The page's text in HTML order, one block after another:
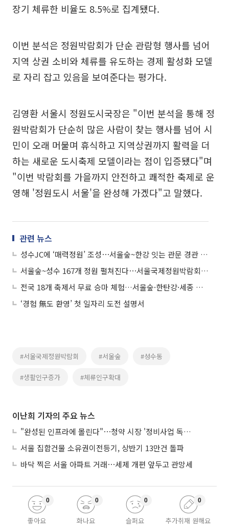
장기 체류한 비율도 8.5%로 집계됐다.
이번 분석은 정원박람회가 단순 관람형 행사를 넘어
지역 상권 소비와 체류를 유도하는 경제 활성화 모델
로 자리 잡고 있음을 보여준다는 평가다.
김영환 서울시 정원도시국장은 "이번 분석을 통해 정
원박람회가 단순히 많은 사람이 찾는 행사를 넘어 시
민이 오래 머물며 휴식하고 지역상권까지 활력을 더
하는 새로운 도시축제 모델이라는 점이 입증됐다"며
"이번 박람회를 가을까지 안전하고 쾌적한 축제로 운
영해 '정원도시 서울'을 완성해 가겠다"고 말했다.
관련 뉴스
성수JC에 ‘매력정원’ 조성⋯서울숲~한강 잇는 관문 경관 새단장
서울숲~성수 167개 정원 펼쳐진다⋯서울국제정원박람회 1일 개막
전국 18개 축제서 무료 승마 체험…서울숲·한탄강·세종 한글축제 찾는다
‘경험 無도 환영’ 첫 일자리 도전 설명서
#서울국제정원박람회 #서울숲 #성수동
#생활인구증가 #체류인구확대
이난희 기자의 주요 뉴스
"완성된 인프라에 몰린다"⋯청약 시장 '정비사업 독주' 42배 격차
서울 집합건물 소유권이전등기, 상반기 13만건 돌파
바닥 찍은 서울 아파트 거래⋯세제 개편 앞두고 관망세
좋아요
0
화나요
0
슬퍼요
0
추가취재 원해요
0